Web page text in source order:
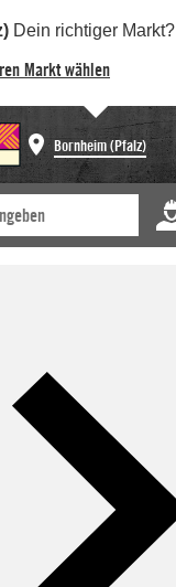
Dein richtiger Markt?
Markt wählen
Bornheim (Pfalz)